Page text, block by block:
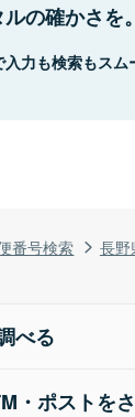
番号検索 長野
の確かさを。
力も検索もスム
べる
・ポストを